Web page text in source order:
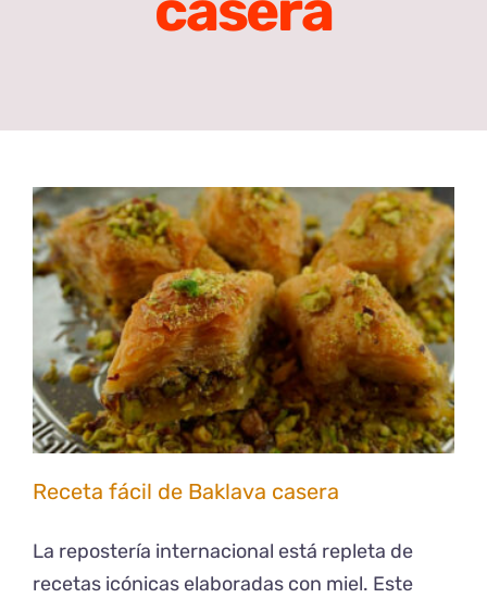
Receta fácil de Baklava casera
La repostería internacional está repleta de
recetas icónicas elaboradas con miel. Este